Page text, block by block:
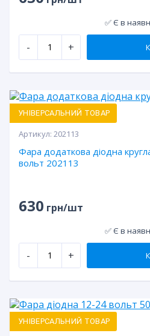
✅ Є в
- +
УНІВЕРСАЛЬНИЙ ТОВАР
Артикул: 202113
Фара додаткова діодна
вольт 202113
630 грн/шт
✅ Є в
- +
УНІВЕРСАЛЬНИЙ ТОВАР